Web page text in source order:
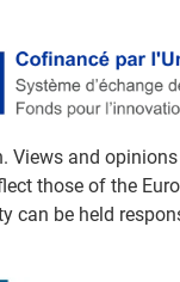
Views and
those of the
can be held